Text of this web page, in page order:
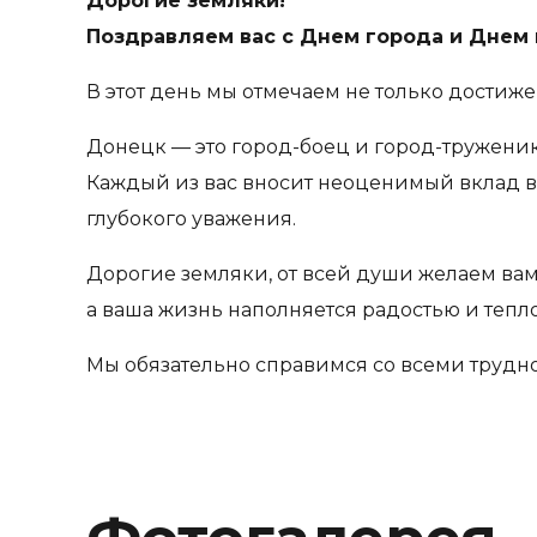
Поздравляем вас с Днем города и Днем
В этот день мы отмечаем не только
Донецк — это город-боец и город-
Каждый из вас вносит неоценимый вклад
глубокого уважения.
Дорогие земляки, от всей души желаем
а ваша жизнь наполняется радостью и
Мы обязательно справимся со всеми